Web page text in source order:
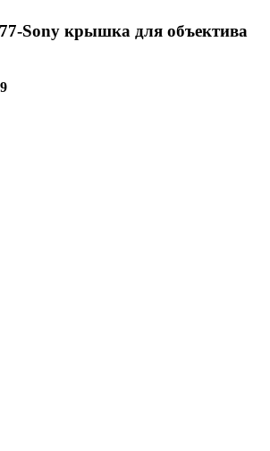
Sony крышка для объектива